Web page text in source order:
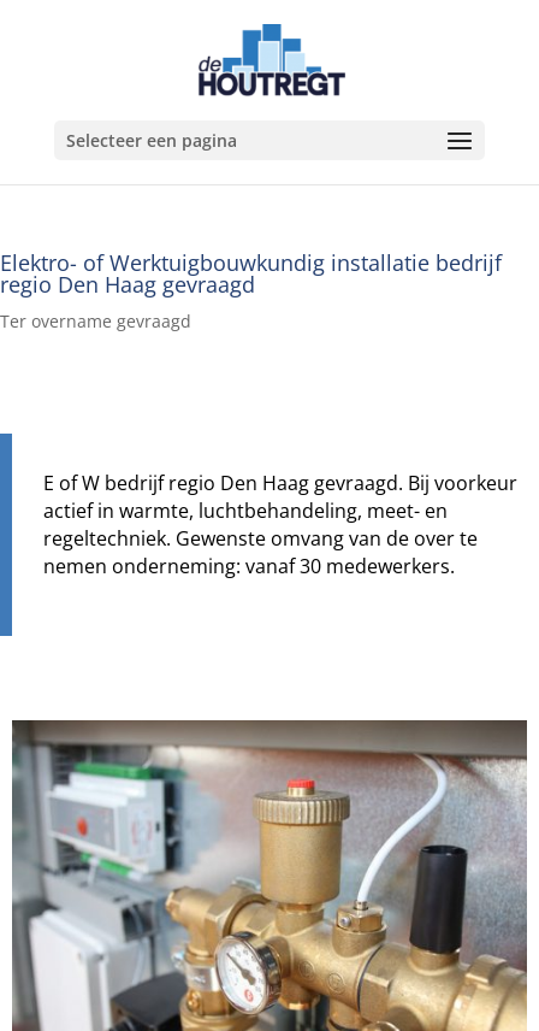
Selecteer een pagina
Elektro- of Werktuigbouwkundig installatie bedrijf
regio Den Haag gevraagd
Ter overname gevraagd
E of W bedrijf regio Den Haag gevraagd. Bij voorkeur
actief in warmte, luchtbehandeling, meet- en
regeltechniek. Gewenste omvang van de over te
nemen onderneming: vanaf 30 medewerkers.